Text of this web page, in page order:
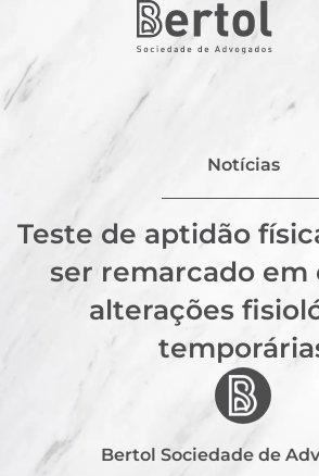
Notícias
Teste de aptidão
ser remarcado em
alterações
Bertol Sociedade de